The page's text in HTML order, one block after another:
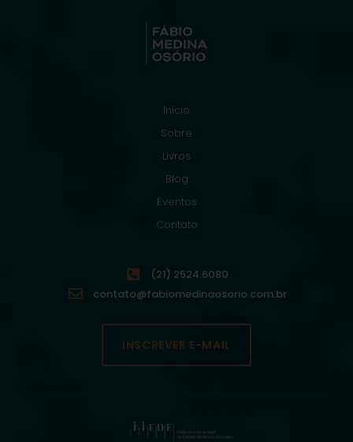
Início
Sobre
Livros
Blog
Eventos
Contato
(21) 2524.6080
contato@fabiomedinaosorio.com.br
INSCREVER E-MAIL